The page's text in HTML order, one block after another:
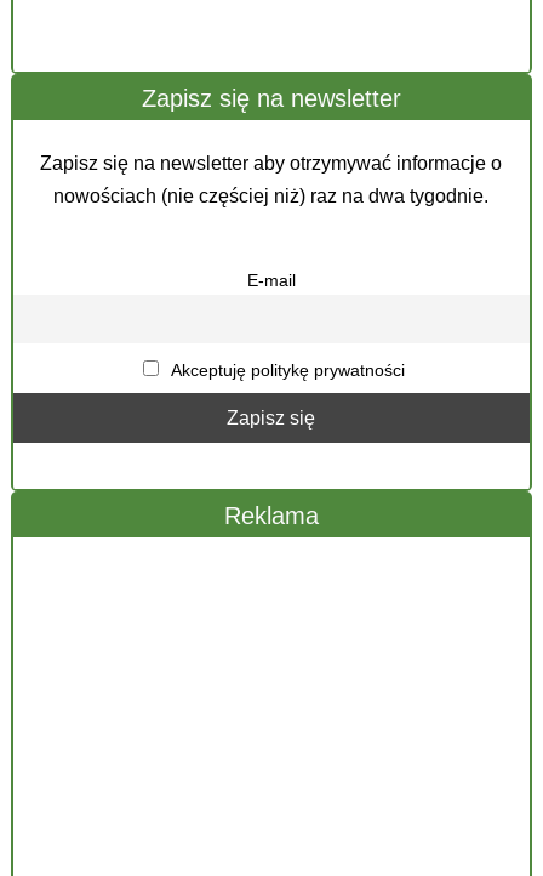
Zapisz się na newsletter
Zapisz się na newsletter aby otrzymywać informacje o
nowościach (nie częściej niż) raz na dwa tygodnie.
E-mail
Akceptuję politykę prywatności
Reklama